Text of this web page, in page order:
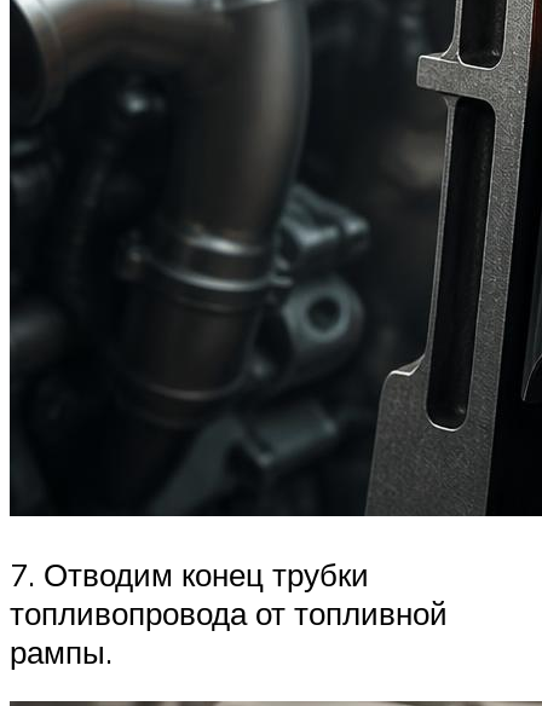
7. Отводим конец трубки
топливопровода от топливной
рампы.